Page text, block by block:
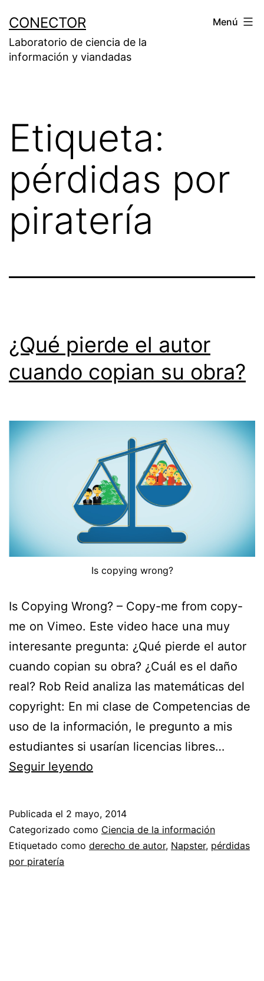
contenido
CONECTOR
Laboratorio de ciencia de la
información y viandadas
Menú
Etiqueta:
pérdidas por
piratería
¿Qué pierde el autor
cuando copian su obra?
Is copying wrong?
Is Copying Wrong? – Copy-me from copy-
me on Vimeo. Este video hace una muy
interesante pregunta: ¿Qué pierde el autor
cuando copian su obra? ¿Cuál es el daño
real? Rob Reid analiza las matemáticas del
copyright: En mi clase de Competencias de
uso de la información, le pregunto a mis
estudiantes si usarían licencias libres…
Seguir leyendo
autor
cuando
Publicada el 2 mayo, 2014
Categorizado como Ciencia de la información
Etiquetado como derecho de autor, Napster, pérdidas
por piratería